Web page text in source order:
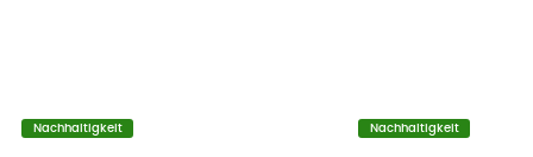
Nachhaltigkeit Nachhaltigkeit